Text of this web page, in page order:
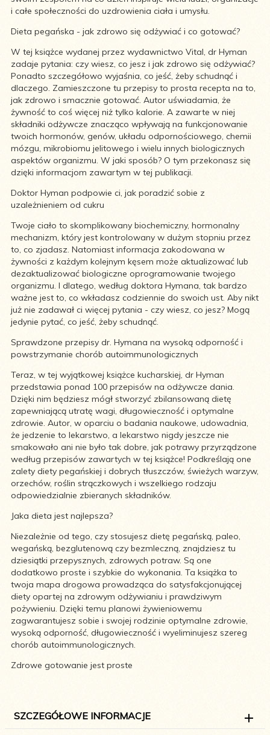
i całe społeczności do uzdrowienia ciała i umysłu.
Dieta pegańska - jak zdrowo się odżywiać i co gotować?
W tej książce wydanej przez wydawnictwo Vital, dr Hyman
zadaje pytania: czy wiesz, co jesz i jak zdrowo się odżywiać?
Ponadto szczegółowo wyjaśnia, co jeść, żeby schudnąć i
dlaczego. Zamieszczone tu przepisy to prosta recepta na to,
jak zdrowo i smacznie gotować. Autor uświadamia, że
żywność to coś więcej niż tylko kalorie. A zawarte w niej
składniki odżywcze znacząco wpływają na funkcjonowanie
twoich hormonów, genów, układu odpornościowego, chemii
mózgu, mikrobiomu jelitowego i wielu innych biologicznych
aspektów organizmu. W jaki sposób? O tym przekonasz się
dzięki informacjom zawartym w tej publikacji.
Doktor Hyman podpowie ci, jak poradzić sobie z
uzależnieniem od cukru
Twoje ciało to skomplikowany biochemiczny, hormonalny
mechanizm, który jest kontrolowany w dużym stopniu przez
to, co zjadasz. Natomiast informacja zakodowana w
żywności z każdym kolejnym kęsem może aktualizować lub
dezaktualizować biologiczne oprogramowanie twojego
organizmu. I dlatego, według doktora Hymana, tak bardzo
ważne jest to, co wkładasz codziennie do swoich ust. Aby nikt
już nie zadawał ci więcej pytania - czy wiesz, co jesz? Mogą
jedynie pytać, co jeść, żeby schudnąć.
Sprawdzone przepisy dr. Hymana na wysoką odporność i
powstrzymanie chorób autoimmunologicznych
Teraz, w tej wyjątkowej książce kucharskiej, dr Hyman
przedstawia ponad 100 przepisów na odżywcze dania.
Dzięki nim będziesz mógł stworzyć zbilansowaną dietę
zapewniającą utratę wagi, długowieczność i optymalne
zdrowie. Autor, w oparciu o badania naukowe, udowadnia,
że jedzenie to lekarstwo, a lekarstwo nigdy jeszcze nie
smakowało ani nie było tak dobre, jak potrawy przyrządzone
według przepisów zawartych w tej książce! Podkreślają one
zalety diety pegańskiej i dobrych tłuszczów, świeżych warzyw,
orzechów, roślin strączkowych i wszelkiego rodzaju
odpowiedzialnie zbieranych składników.
Jaka dieta jest najlepsza?
Niezależnie od tego, czy stosujesz dietę pegańską, paleo,
wegańską, bezglutenową czy bezmleczną, znajdziesz tu
dziesiątki przepysznych, zdrowych potraw. Są one
dodatkowo proste i szybkie do wykonania. Ta książka to
twoja mapa drogowa prowadząca do satysfakcjonującej
diety opartej na zdrowym odżywianiu i prawdziwym
pożywieniu. Dzięki temu planowi żywieniowemu
zagwarantujesz sobie i swojej rodzinie optymalne zdrowie,
wysoką odporność, długowieczność i wyeliminujesz szereg
chorób autoimmunologicznych.
Zdrowe gotowanie jest proste
SZCZEGÓŁOWE INFORMACJE